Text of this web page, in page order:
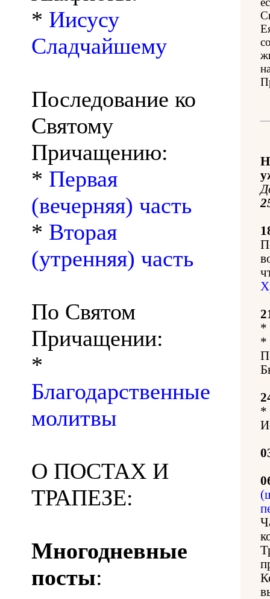
* Иисусу
Сладчайшему
Последование ко
Святому
Причащению:
* Первая
(вечерняя) часть
* Вторая
(утренняя) часть
По Святом
Причащении:
*
Благодарственные
молитвы
О ПОСТАХ И
ТРАПЕЗЕ:
Многодневные
посты:
*
*
*